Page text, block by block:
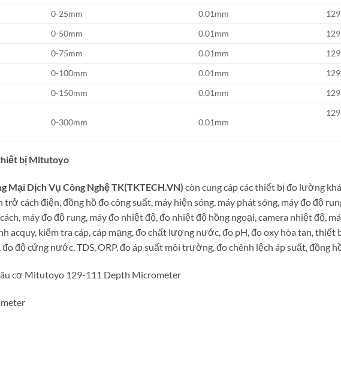
0-25mm 0.01mm
0-50mm 0.01mm
0-75mm 0.01mm
0-100mm 0.01mm
0-150mm 0.01mm
0-300mm 0.01mm
bị Mitutoyo
Mại Dịch Vụ Công Nghệ TK(TKTECH.VN) còn cung cáp các thiết bị đo lường
trở cách điện, đồng hồ đo công suất, máy hiện sóng, máy phát sóng, máy đo độ
máy đo độ rung, máy đo nhiệt độ, đo nhiệt độ hồng ngoại, camera nhiệt độ,
acquy, kiểm tra cáp, cáp mạng, đo chất lượng nước, đo pH, đo oxy hòa tan,
độ cứng nước, TDS, ORP, đo áp suất môi trường, đo chênh lệch áp suất, đồng
cơ Mitutoyo 129-111 Depth Micrometer